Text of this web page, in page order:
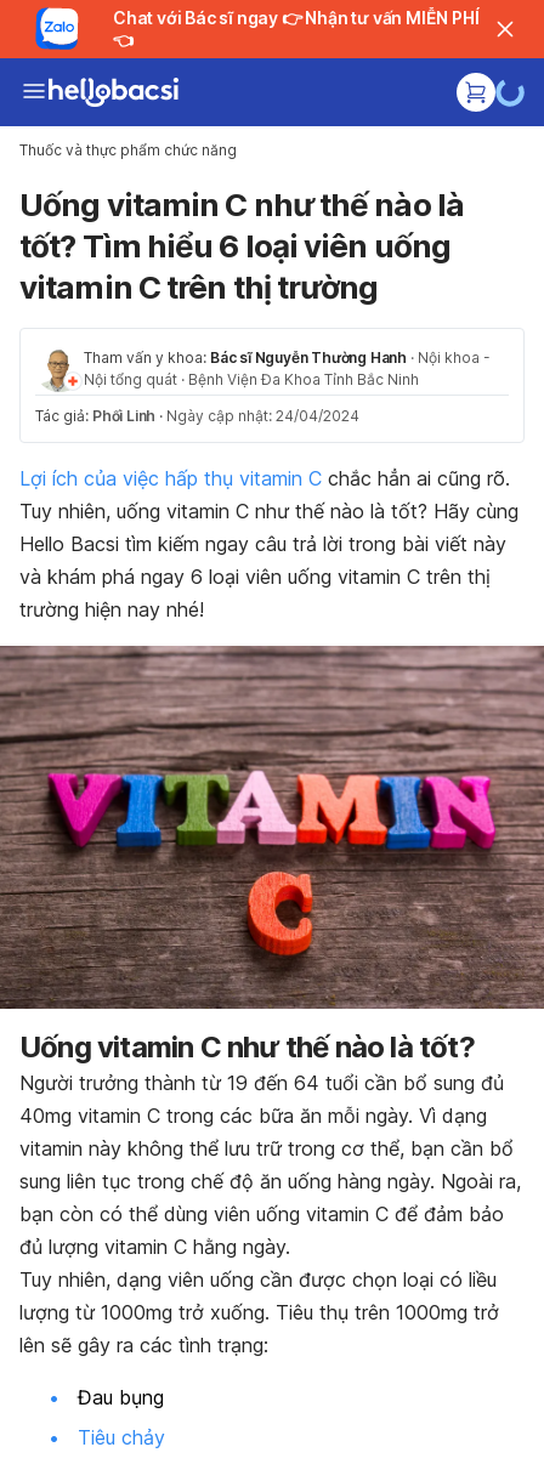
Chat với Bác sĩ ngay 👉 Nhận tư vấn MIỄN PHÍ
👈
Thuốc và thực phẩm chức năng
Uống vitamin C như thế nào là
tốt? Tìm hiểu 6 loại viên uống
vitamin C trên thị trường
Tham vấn y khoa: Bác sĩ Nguyễn Thường Hanh · Nội khoa -
Nội tổng quát · Bệnh Viện Đa Khoa Tỉnh Bắc Ninh
Tác giả: Phối Linh · Ngày cập nhật: 24/04/2024
Lợi ích của việc hấp thụ vitamin C chắc hẳn ai cũng rõ.
Tuy nhiên, uống vitamin C như thế nào là tốt? Hãy cùng
Hello Bacsi tìm kiếm ngay câu trả lời trong bài viết này
và khám phá ngay 6 loại viên uống vitamin C trên thị
trường hiện nay nhé!
Uống vitamin C như thế nào là tốt?
Người trưởng thành từ 19 đến 64 tuổi cần bổ sung đủ
40mg vitamin C trong các bữa ăn mỗi ngày. Vì dạng
vitamin này không thể lưu trữ trong cơ thể, bạn cần bổ
sung liên tục trong chế độ ăn uống hàng ngày. Ngoài ra,
bạn còn có thể dùng viên uống vitamin C để đảm bảo
đủ lượng vitamin C hằng ngày.
Tuy nhiên, dạng viên uống cần được chọn loại có liều
lượng từ 1000mg trở xuống. Tiêu thụ trên 1000mg trở
lên sẽ gây ra các tình trạng:
Đau bụng
Tiêu chảy